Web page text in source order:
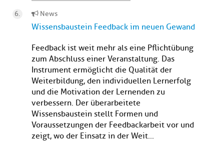
News
Wissensbaustein Feedback im neuen Gewand
Feedback ist weit mehr als eine Pflichtübung
zum Abschluss einer Veranstaltung. Das
Instrument ermöglicht die Qualität der
Weiterbildung, den individuellen Lernerfolg
und die Motivation der Lernenden zu
verbessern. Der überarbeitete
Wissensbaustein stellt Formen und
Voraussetzungen der Feedbackarbeit vor und
zeigt, wo der Einsatz in der Weit...